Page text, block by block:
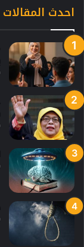
احدث المقالات